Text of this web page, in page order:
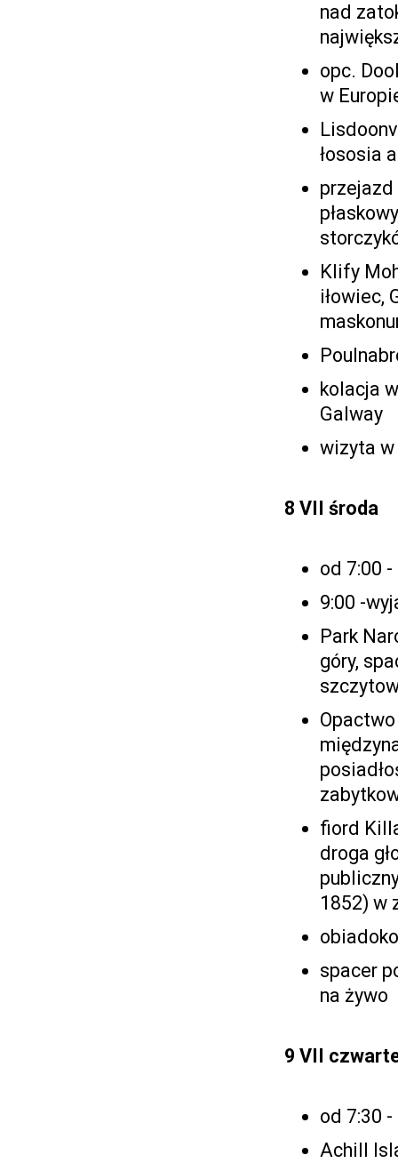
nad
opc.
w
łososia
przejazd
Klify
iłowiec,
kolacja
Galway
wizyta w
8 VII środa
od 7:00
9:00 -
Park
góry,
fiord
droga
1852) w
spacer
na żywo
9 VII
od 7:30
Achill